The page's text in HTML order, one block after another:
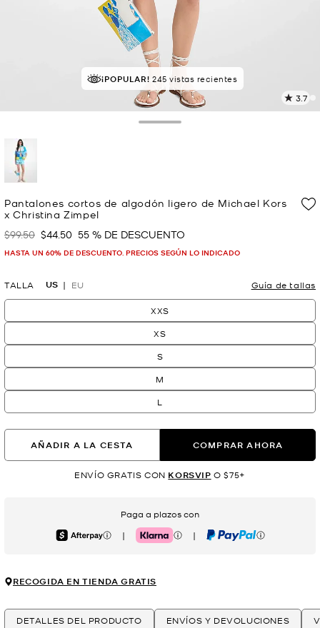
¡SOLICITADOS!16 vendidos
¡POPULAR! 245 vistas recientes
3.7
3
Pantalones cortos de algodón ligero de Michael Kors
x Christina Zimpel
Era
$99.50 Ahora
$44.50 55 % DE DESCUENTO
HASTA UN 60% DE DESCUENTO. PRECIOS SEGÚN LO INDICADO
TALLA US EU Guía de tallas
XXS
XS
S
M
L
AÑADIR A LA CESTA COMPRAR AHORA
ENVÍO GRATIS CON KORSVIP O $75+
Paga a plazos con
Afterpay | Klarna | PayPal
RECOGIDA EN TIENDA GRATIS
DETALLES DEL PRODUCTO ENVÍOS Y DEVOLUCIONES